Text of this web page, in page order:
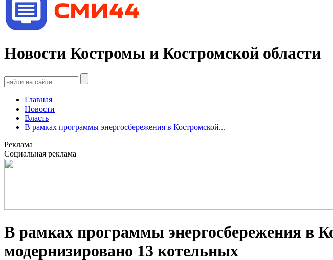
Новости Костромы и Костромской области
Главная
Новости
Власть
В рамках программы энергосбережения в Костромской...
Реклама
Социальная реклама
В рамках программы энергосбережения в
модернизировано 13 котельных